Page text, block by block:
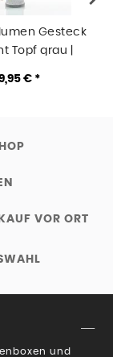
Gesteck
Topf grau |
rosa-pink
€ *
KAUF VOR ORT
und